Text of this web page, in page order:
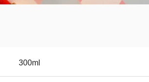
300ml